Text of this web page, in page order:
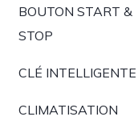
BOUTON START &
STOP
CLÉ INTELLIGENTE
CLIMATISATION